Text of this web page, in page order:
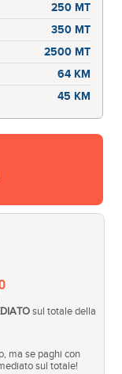
250 MT
350 MT
2500 MT
64 KM
45 KM
sul totale della
ma se paghi con
sul totale!